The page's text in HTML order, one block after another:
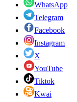
WhatsApp
Telegram
Facebook
Instagram
X
YouTube
Tiktok
Kwai